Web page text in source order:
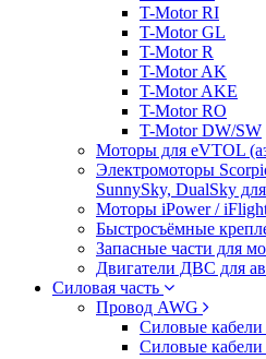
T-Motor RI
T-Motor GL
T-Motor R
T-Motor AK
T-Motor AKE
T-Motor RO
T-Motor DW/SW
Моторы для eVTOL
Электромоторы
SunnySky, DualSky
Моторы iPower /
Быстросъёмные
Запасные части для
Двигатели ДВС для
Силовая часть
Провод AWG
Силовые
Силовые